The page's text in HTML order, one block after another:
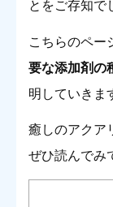
とをご存知で
こちらのペー
要な添加剤の
明していきま
癒しのアクア
ぜひ読んでみ